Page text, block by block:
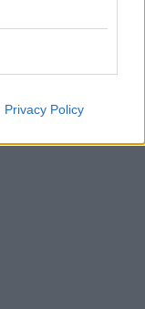
Privacy Policy